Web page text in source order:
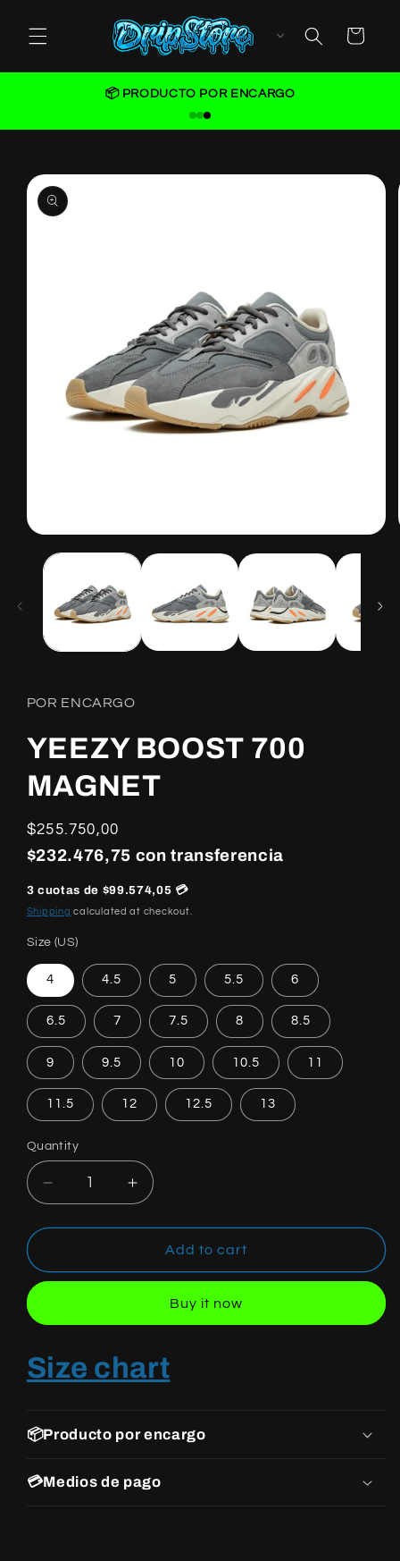
content
Cart
📦 PRODUCTO POR ENCARGO
Skip to
product
information
media
POR ENCARGO
YEEZY BOOST 700
MAGNET
Regular
price
$255.750,00
$232.476,75 con transferencia
3 cuotas de $99.574,05 💳
Shipping calculated at checkout.
Size (US)
4 4.5 5 5.5 6
6.5 7 7.5 8 8.5
9 9.5 10 10.5 11
11.5 12 12.5 13
Quantity
Quantity
Decrease
quantity
for
BOOST
Increase
quantity
for
YEEZY
BOOST
MAGNET
Add to cart
Buy it now
Size chart
📦Producto por encargo
💳Medios de pago